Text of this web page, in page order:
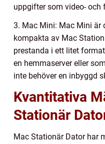
uppgifter som video- och
3. Mac Mini: Mac Mini är
kompakta av Mac
prestanda i ett litet
en hemmaserver eller
inte behöver en inbyggd
Kvantitativa
Stationär
Mac Stationär Dator har